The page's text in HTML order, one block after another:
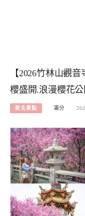
【2026竹林山觀
櫻盛開.浪漫櫻花
新北景點 滿分